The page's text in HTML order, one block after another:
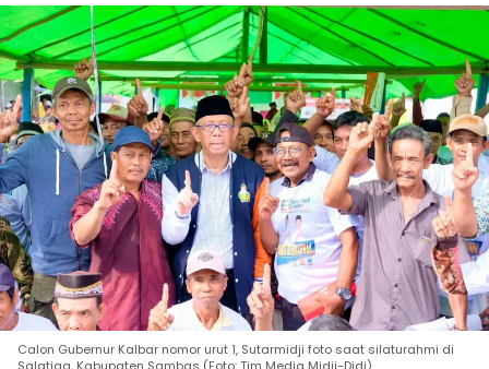
Calon Gubernur Kalbar nomor urut 1, Sutarmidji foto saat silaturahmi di